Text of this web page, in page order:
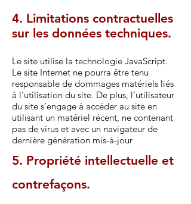
4. Limitations contractuelles
sur les données techniques.
Le site utilise la technologie JavaScript.
Le site Internet ne pourra être tenu
responsable de dommages matériels liés
à l’utilisation du site. De plus, l’utilisateur
du site s’engage à accéder au site en
utilisant un matériel récent, ne contenant
pas de virus et avec un navigateur de
dernière génération mis-à-jour
5. Propriété intellectuelle et
contrefaçons.